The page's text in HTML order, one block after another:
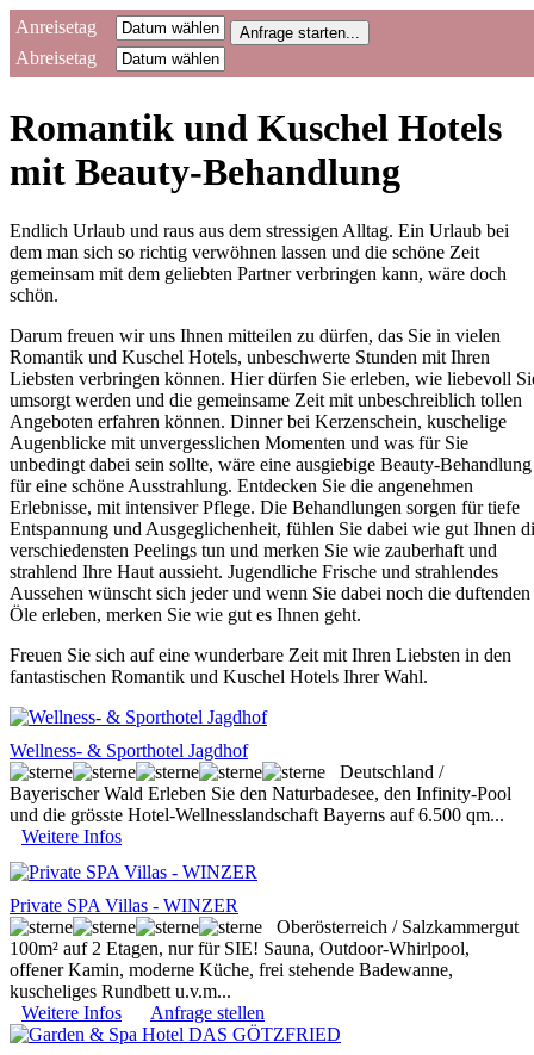
Anreisetag
Abreisetag
Romantik und Kuschel Hotels
mit Beauty-Behandlung
Endlich Urlaub und raus aus dem stressigen Alltag. Ein Urlaub bei
dem man sich so richtig verwöhnen lassen und die schöne Zeit
gemeinsam mit dem geliebten Partner verbringen kann, wäre doch
schön.
Darum freuen wir uns Ihnen mitteilen zu dürfen, das Sie in vielen
Romantik und Kuschel Hotels, unbeschwerte Stunden mit Ihren
Liebsten verbringen können. Hier dürfen Sie erleben, wie liebevoll
umsorgt werden und die gemeinsame Zeit mit unbeschreiblich tollen
Angeboten erfahren können. Dinner bei Kerzenschein, kuschelige
Augenblicke mit unvergesslichen Momenten und was für Sie
unbedingt dabei sein sollte, wäre eine ausgiebige Beauty-Behandlung
für eine schöne Ausstrahlung. Entdecken Sie die angenehmen
Erlebnisse, mit intensiver Pflege. Die Behandlungen sorgen für tiefe
Entspannung und Ausgeglichenheit, fühlen Sie dabei wie gut Ihnen
verschiedensten Peelings tun und merken Sie wie zauberhaft und
strahlend Ihre Haut aussieht. Jugendliche Frische und strahlendes
Aussehen wünscht sich jeder und wenn Sie dabei noch die duftenden
Öle erleben, merken Sie wie gut es Ihnen geht.
Freuen Sie sich auf eine wunderbare Zeit mit Ihren Liebsten in den
fantastischen Romantik und Kuschel Hotels Ihrer Wahl.
Wellness- & Sporthotel Jagdhof
Deutschland /
Bayerischer Wald Erleben Sie den Naturbadesee, den Infinity-Pool
und die grösste Hotel-Wellnesslandschaft Bayerns auf 6.500 qm...
Weitere Infos
Private SPA Villas - WINZER
Oberösterreich / Salzkammergut
100m² auf 2 Etagen, nur für SIE! Sauna, Outdoor-Whirlpool,
offener Kamin, moderne Küche, frei stehende Badewanne,
kuscheliges Rundbett u.v.m...
Weitere Infos
Anfrage stellen